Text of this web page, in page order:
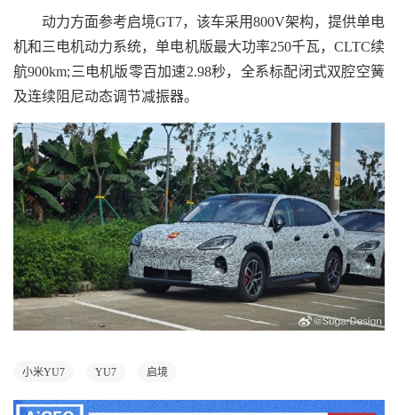
动力方面参考启境GT7，该车采用800V架构，提供单电
机和三电机动力系统，单电机版最大功率250千瓦，CLTC续
航900km;三电机版零百加速2.98秒，全系标配闭式双腔空簧
及连续阻尼动态调节减振器。
小米YU7 YU7 启境